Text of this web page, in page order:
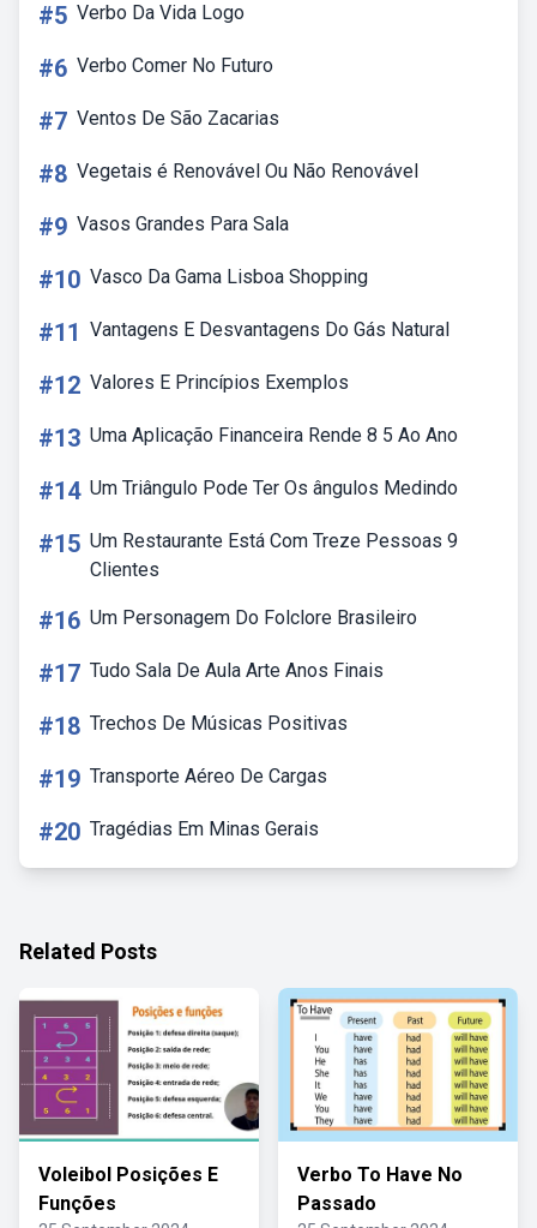
#5 Verbo Da Vida Logo
#6 Verbo Comer No Futuro
#7 Ventos De São Zacarias
#8 Vegetais é Renovável Ou Não Renovável
#9 Vasos Grandes Para Sala
#10 Vasco Da Gama Lisboa Shopping
#11 Vantagens E Desvantagens Do Gás Natural
#12 Valores E Princípios Exemplos
#13 Uma Aplicação Financeira Rende 8 5 Ao Ano
#14 Um Triângulo Pode Ter Os ângulos Medindo
#15 Um Restaurante Está Com Treze Pessoas 9
Clientes
#16 Um Personagem Do Folclore Brasileiro
#17 Tudo Sala De Aula Arte Anos Finais
#18 Trechos De Músicas Positivas
#19 Transporte Aéreo De Cargas
#20 Tragédias Em Minas Gerais
Related Posts
Voleibol Posições E
Funções
Verbo To Have No
Passado